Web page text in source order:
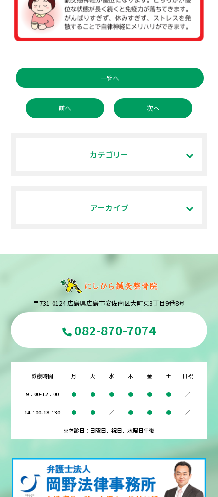
前へ
一覧へ
次へ
カテゴリー
アーカイブ
〒731-0124 広島県広島市安佐南区大町東3丁目9番8号
082-870-7074
診療時間 月 火 水 木 金 土 日祝
9：00-12：00 ● ● ● ● ● ● ／
14：00-18：30 ● ● ／ ● ● ● ／
※休診日：日曜日、祝日、水曜日午後